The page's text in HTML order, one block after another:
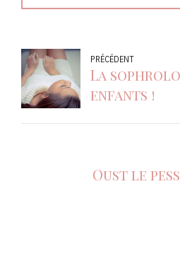
PRÉCÉDENT
La
enfants !
Oust le